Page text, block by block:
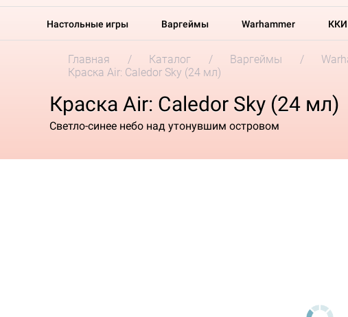
Настольные игры Варгеймы Warhammer ККИ
Главная Каталог Варгеймы
Краска Air: Caledor Sky (24 мл)
Краска Air: Caledor Sky (24 мл)
Светло-синее небо над утонувшим островом